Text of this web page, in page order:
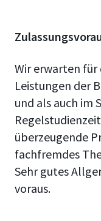
Wir erwarten für
Leistungen der
und als auch im
überzeugende
fachfremdes
Sehr gutes
voraus.